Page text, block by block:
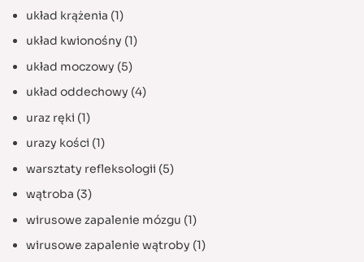
układ krążenia (1)
układ kwionośny (1)
układ moczowy (5)
układ oddechowy (4)
uraz ręki (1)
urazy kości (1)
warsztaty refleksologii (5)
wątroba (3)
wirusowe zapalenie mózgu (1)
wirusowe zapalenie wątroby (1)